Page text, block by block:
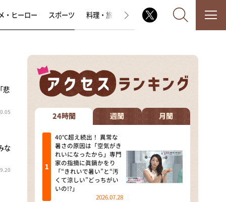
なるみ・岡村の過ぎるTV
相席食堂
これ余談なんですけど・・・
～人生密着トークバラエティ！
～ やすとものいたって真剣です
探偵！ナイトスクープ
・ヒーロー スポーツ 料理・旅 ラジオ番組 その他
悲
な
24時間 週間 月間
40℃超え続出！ 異常な
暑さの原因は「空気がき
れいになったから」専門
家の指摘に眞鍋かをり
「“きれいで暑い”と“汚
くて涼しい”どっちがい
いの!?」
2026.07.28